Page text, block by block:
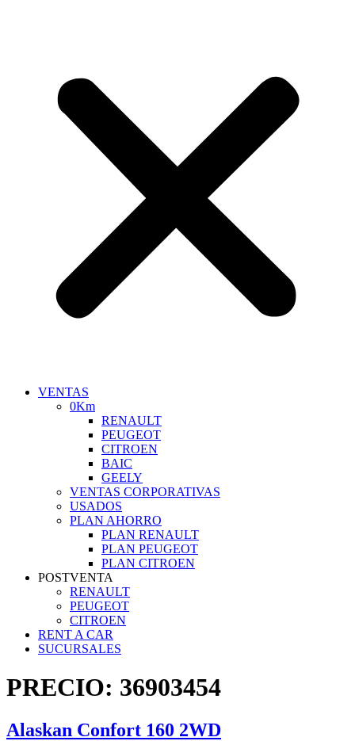
VENTAS
0Km
RENAULT
PEUGEOT
CITROEN
BAIC
GEELY
VENTAS CORPORATIVAS
USADOS
PLAN AHORRO
PLAN RENAULT
PLAN PEUGEOT
PLAN CITROEN
POSTVENTA
RENAULT
PEUGEOT
CITROEN
RENT A CAR
SUCURSALES
PRECIO: 36903454
Alaskan Confort 160 2WD